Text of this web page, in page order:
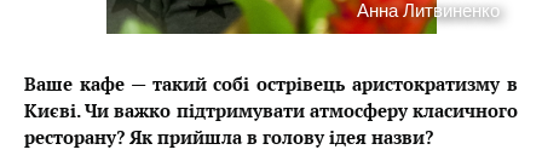
Анна Литвиненко
Ваше кафе — такий собі острівець аристократизму в
Києві. Чи важко підтримувати атмосферу класичного
ресторану? Як прийшла в голову ідея назви?